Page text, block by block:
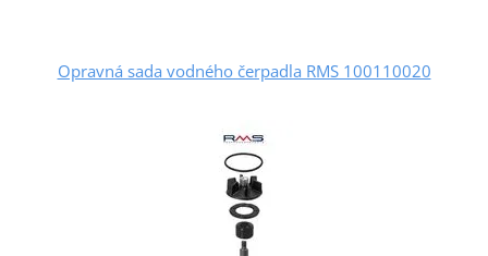
Opravná sada vodného čerpadla RMS 100110020